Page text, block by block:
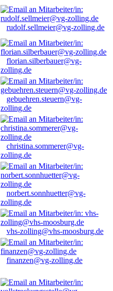
rudolf.sellmeier@vg-zolling.de
florian.silberbauer@vg-
zolling.de
gebuehren.steuern@vg-
zolling.de
christina.sommerer@vg-
zolling.de
norbert.sonnhuetter@vg-
zolling.de
vhs-zolling@vhs-moosburg.de
finanzen@vg-zolling.de